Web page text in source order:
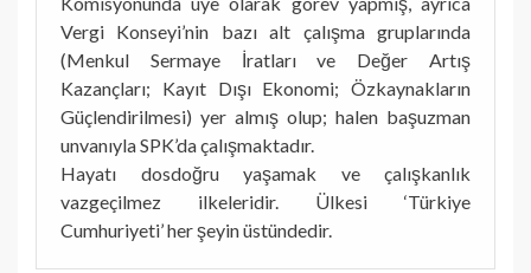
Vergi Konseyi’nin bazı alt çalışma gruplarında
(Menkul Sermaye İratları ve Değer Artış
Kazançları; Kayıt Dışı Ekonomi; Özkaynakların
Güçlendirilmesi) yer almış olup; halen başuzman
unvanıyla SPK’da çalışmaktadır.
Hayatı dosdoğru yaşamak ve çalışkanlık
vazgeçilmez ilkeleridir. Ülkesi ‘Türkiye
Cumhuriyeti’ her şeyin üstündedir.